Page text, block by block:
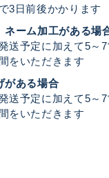
3日前後かかります
ネーム加工がある場
送予定に加えて5～
をいただきます
がある場合
送予定に加えて5～
をいただきます